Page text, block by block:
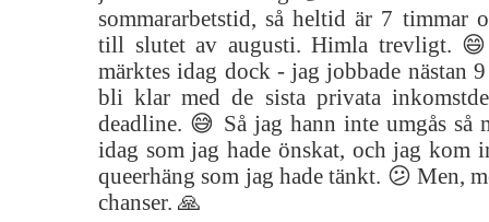
sommararbetstid, så heltid är 7 timmar
till slutet av augusti. Himla trevligt.
märktes idag dock - jag jobbade nästan
bli klar med de sista privata
deadline. 😅 Så jag hann inte umgås så
idag som jag hade önskat, och jag kom
queerhäng som jag hade tänkt. 😕 Men,
chanser. 🙏